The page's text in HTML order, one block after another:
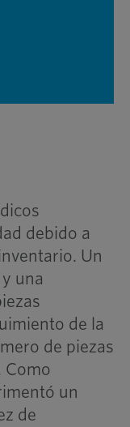
debido a
Un
una
de la
de piezas
Como
un
de